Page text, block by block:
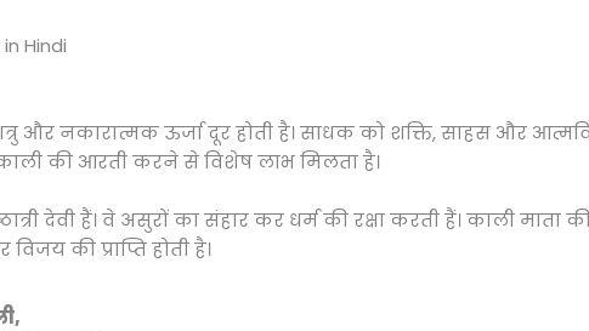
Hindi
नकारात्मक ऊर्जा दूर होती है। साधक को शक्ति, साहस और
की आरती करने से विशेष लाभ मिलता है।
देवी हैं। वे असुरों का संहार कर धर्म की रक्षा करती हैं। काली
की प्राप्ति होती है।